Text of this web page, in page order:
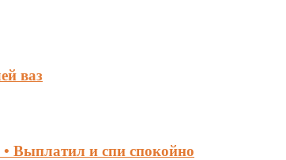
ваз
Выплатил и спи спокойно